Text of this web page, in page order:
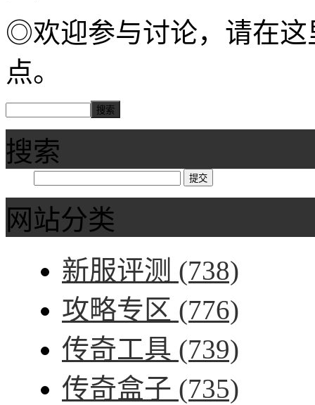
◎欢迎参与讨论，请在这
点。
搜索
网站分类
新服评测 (738)
攻略专区 (776)
传奇工具 (739)
传奇盒子 (735)